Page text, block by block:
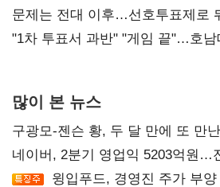
4만278명
문제는 전대 이후…선호투표제로
불복'
"1차 투표서 과반" "게임 끝"…호남
많이 본 뉴스
구광모-젠슨 황, 두 달 만에 또 만
네이버, 2분기 영업익 5203억원…
윙입푸드, 경영진 주가 부